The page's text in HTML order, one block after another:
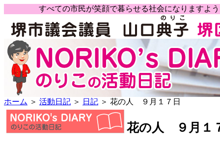
すべての市民が笑顔で暮らせる社会になります
ホーム ＞ 活動日記 ＞ 日記 ＞ 花の人 ９月１７日
花の人 ９月１